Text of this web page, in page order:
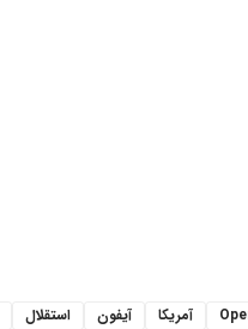
آمریکا آیفون استقلال